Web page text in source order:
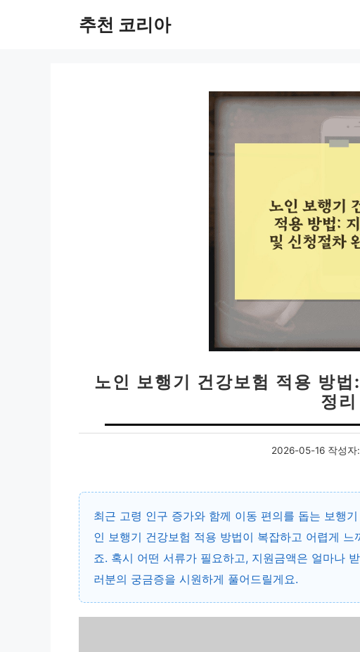
추천 코리아
노인 보행기 건강보험 적용 방
정리
2026-05-16 작성자:
최근 고령 인구 증가와 함께 이동 편의를 돕는 보행
인 보행기 건강보험 적용 방법이 복잡하고 어렵게 느
죠. 혹시 어떤 서류가 필요하고, 지원금액은 얼마나
러분의 궁금증을 시원하게 풀어드릴게요.